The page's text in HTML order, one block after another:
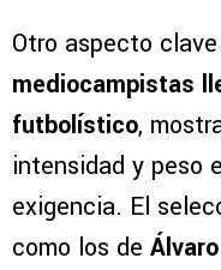
Otro aspecto
mediocampistas
futbolístico,
intensidad y peso
exigencia. El
como los de